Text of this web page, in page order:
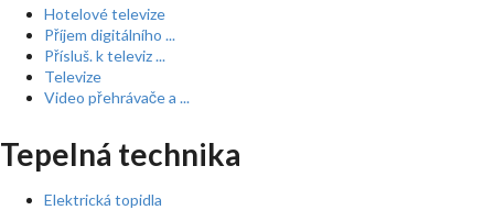
Hotelové televize
Příjem digitálního ...
Přísluš. k televiz ...
Televize
Video přehrávače a ...
Tepelná technika
Elektrická topidla